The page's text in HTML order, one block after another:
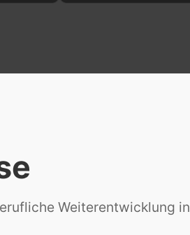
Weiterentwicklung in